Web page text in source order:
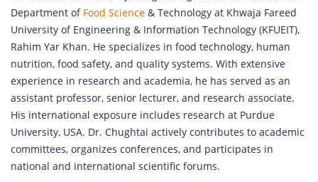
Department of Food Science & Technology at Khwaja Fareed
University of Engineering & Information Technology (KFUEIT),
Rahim Yar Khan. He specializes in food technology, human
nutrition, food safety, and quality systems. With extensive
experience in research and academia, he has served as an
assistant professor, senior lecturer, and research associate.
His international exposure includes research at Purdue
University, USA. Dr. Chughtai actively contributes to academic
committees, organizes conferences, and participates in
national and international scientific forums.